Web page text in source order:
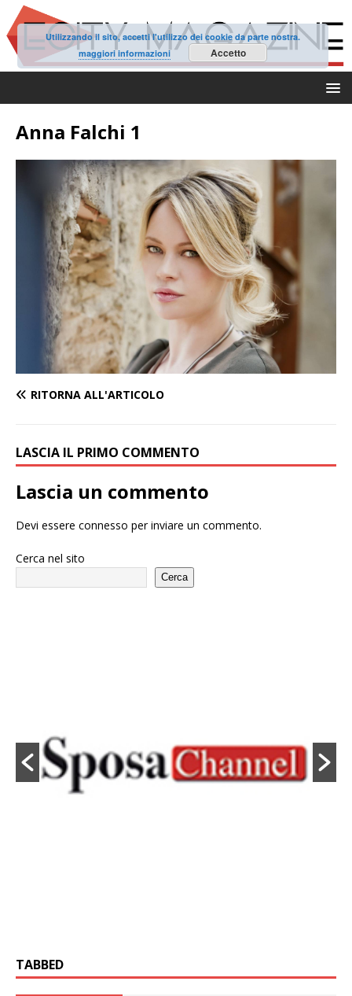
Anna Falchi 1
RITORNA ALL'ARTICOLO
LASCIA IL PRIMO COMMENTO
Lascia un commento
Devi essere connesso per inviare un commento.
Cerca nel sito
Cerca
TABBED
Utilizzando il sito, accetti l'utilizzo dei cookie da parte nostra.
maggiori informazioni
Accetto